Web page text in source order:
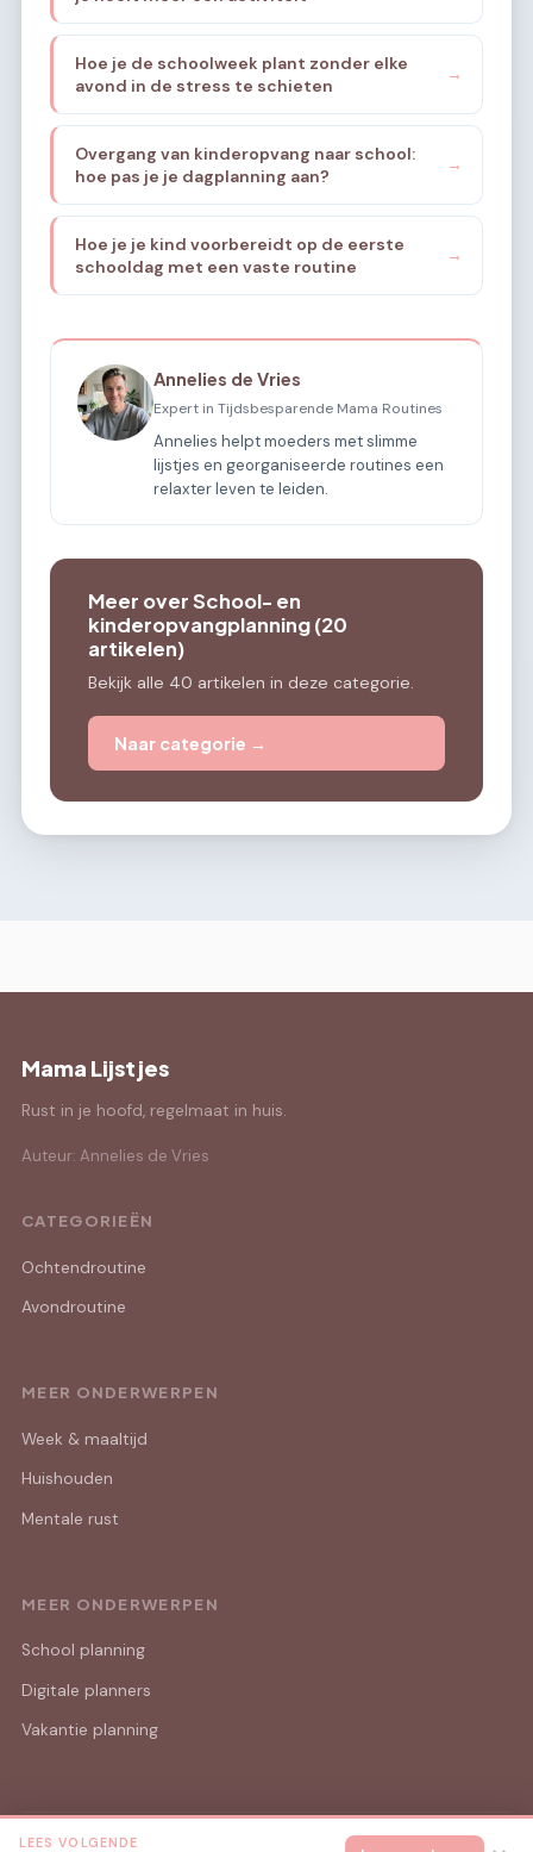
Hoe je de schoolweek plant zonder elke
avond in de stress te schieten
→
Overgang van kinderopvang naar school:
hoe pas je je dagplanning aan?
→
Hoe je je kind voorbereidt op de eerste
schooldag met een vaste routine
→
Annelies de Vries
Expert in Tijdsbesparende Mama Routines
Annelies helpt moeders met slimme
lijstjes en georganiseerde routines een
relaxter leven te leiden.
Meer over School- en
kinderopvangplanning (20
artikelen)
Bekijk alle 40 artikelen in deze categorie.
Naar categorie →
Mama Lijstjes
Rust in je hoofd, regelmaat in huis.
Auteur: Annelies de Vries
CATEGORIEËN
Ochtendroutine
Avondroutine
MEER ONDERWERPEN
Week & maaltijd
Huishouden
Mentale rust
MEER ONDERWERPEN
School planning
Digitale planners
Vakantie planning
LEES VOLGENDE